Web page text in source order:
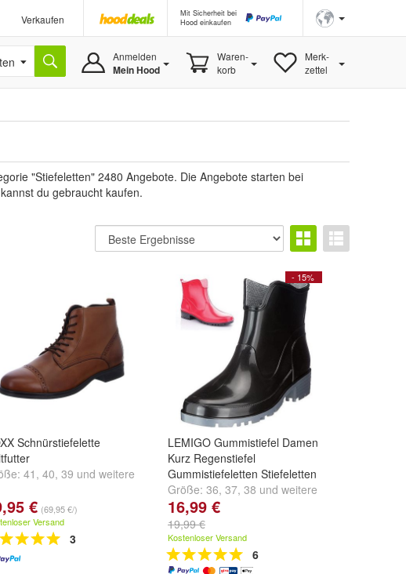
Verkaufen
Mit Sicherheit bei
Hood einkaufen
Anmelden
Mein Hood
Waren-
korb
Merk-
zettel
"Stiefeletten" 2480 Angebote. Die Angebote starten bei
du gebraucht kaufen.
Schnürstiefelette
41 , 40, 39 und weitere
€ (69,95 €/)
Versand
3
- 15%
LEMIGO Gummistiefel Damen
Kurz Regenstiefel
Gummistiefeletten Stiefeletten
Größe: 36, 37, 38 und weitere
...
16,99 €
19,99 €
Kostenloser Versand
6